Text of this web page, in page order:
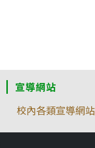
宣導網站
校內各類宣導網站